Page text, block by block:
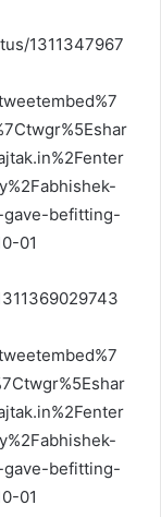
1311347967
gave-befitting-
01
gave-befitting-
01